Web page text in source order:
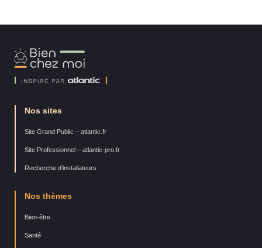
Bien
Chez
Nos sites
Site Grand Public – atlantic.fr
Site Professionnel – atlantic-pro.fr
Recherche d’installateurs
Nos thèmes
Bien-être
Santé